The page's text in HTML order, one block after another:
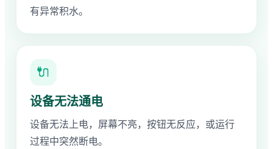
有异常积水。
🔌
设备无法通电
设备无法上电，屏幕不亮，按钮无反应，或运行
过程中突然断电。